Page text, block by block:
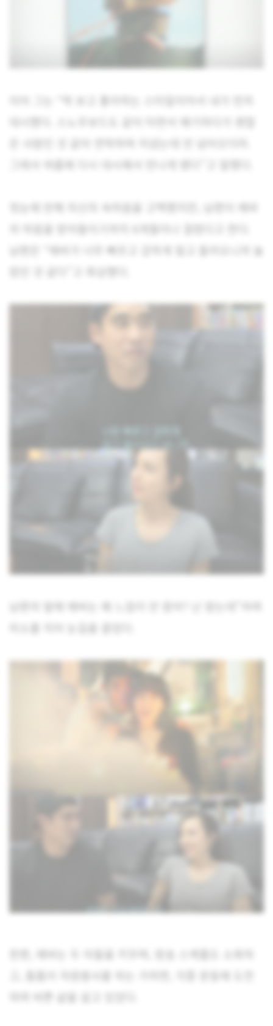
이어 그는 “딱 보고 좋아하는 스타일이어서 내가 먼저
대시했다. 스노우보드도 같이 타면서 얘기하다가 괜찮
그래서 여름에 다시 대시해서 만나게 됐다”고 말했다.
첫눈에 반해 자신의 속마음을 고백했지만, 남편이 에바
의 마음을 받아들이기까지 6개월이나 걸렸다고 한다.
남편은 “에바가 너무 빠르고 강하게 밀고 들어오니까 놀
한편, 에바는 두 아들을 키우며, 방송 스케줄도 소화하
고, 틈틈이 자원봉사를 하는 가하면, 각종 운동에 도전
하며 바쁜 삶을 살고 있었다.